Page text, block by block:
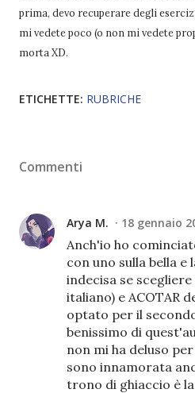
prima, devo recuperare degli
mi vedete poco (o non mi vedete
morta XD.
ETICHETTE: RUBRICHE
Commenti
Arya M. 18 gennaio
Anch'io ho
con uno sulla bella e
indecisa se
italiano) e ACOTAR
optato per il
benissimo di
non mi ha deluso
sono innamorata
trono di ghiaccio è